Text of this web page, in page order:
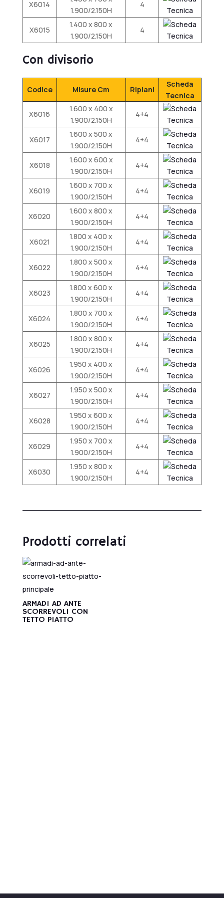
X6014
1.900/2.150H
4
X6015
1.400 x 800 x
1.900/2.150H
4
Con divisorio
Codice Misure Cm Ripiani
Scheda
Tecnica
X6016
1.600 x 400 x
1.900/2.150H
4+4
X6017
1.600 x 500 x
1.900/2.150H
4+4
X6018
1.600 x 600 x
1.900/2.150H
4+4
X6019
1.600 x 700 x
1.900/2.150H
4+4
X6020
1.600 x 800 x
1.900/2.150H
4+4
X6021
1.800 x 400 x
1.900/2.150H
4+4
X6022
1.800 x 500 x
1.900/2.150H
4+4
X6023
1.800 x 600 x
1.900/2.150H
4+4
X6024
1.800 x 700 x
1.900/2.150H
4+4
X6025
1.800 x 800 x
1.900/2.150H
4+4
X6026
1.950 x 400 x
1.900/2.150H
4+4
X6027
1.950 x 500 x
1.900/2.150H
4+4
X6028
1.950 x 600 x
1.900/2.150H
4+4
X6029
1.950 x 700 x
1.900/2.150H
4+4
X6030
1.950 x 800 x
1.900/2.150H
4+4
Prodotti correlati
ARMADI AD ANTE
SCORREVOLI CON
TETTO PIATTO